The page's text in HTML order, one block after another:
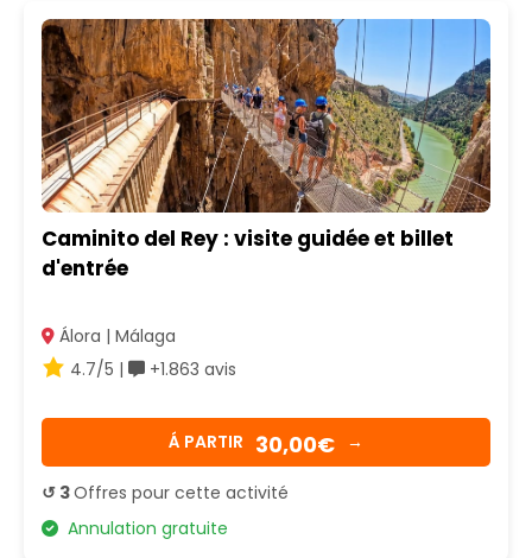
Caminito del Rey : visite guidée et billet
d'entrée
Álora | Málaga
4.7/5 |
+1.863 avis
Á PARTIR 30,00€ →
↺ 3Offres pour cette activité
Annulation gratuite